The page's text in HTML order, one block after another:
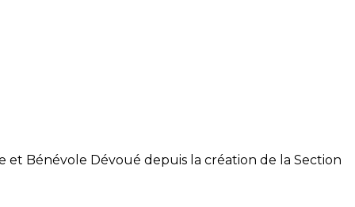
et Bénévole Dévoué depuis la création de la Section